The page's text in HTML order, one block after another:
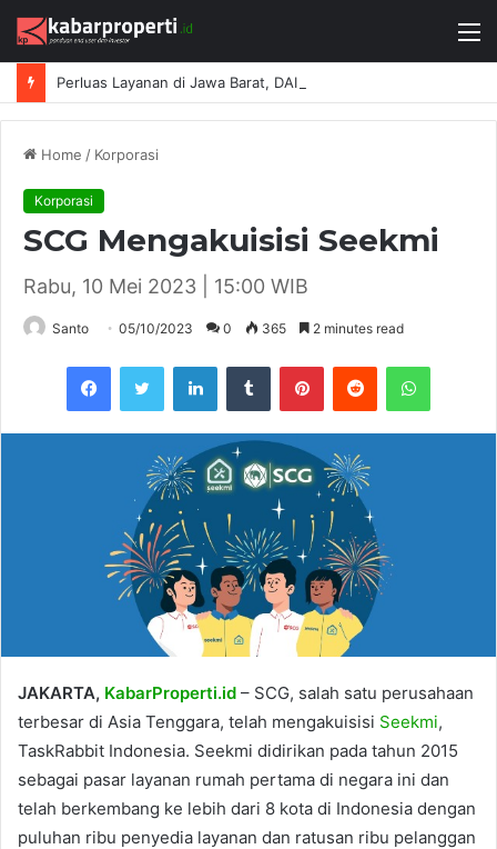
Home / Korporasi
Korporasi
SCG Mengakuisisi Seekmi
Rabu, 10 Mei 2023 | 15:00 WIB
Santo 05/10/2023 0 365 2 minutes read
FacebookTwitter LinkedInTumblr PinterestReddit
JAKARTA, KabarProperti.id – SCG, salah satu perusahaan
terbesar di Asia Tenggara, telah mengakuisisi Seekmi,
TaskRabbit Indonesia. Seekmi didirikan pada tahun 2015
sebagai pasar layanan rumah pertama di negara ini dan
telah berkembang ke lebih dari 8 kota di Indonesia dengan
puluhan ribu penyedia layanan dan ratusan ribu pelanggan